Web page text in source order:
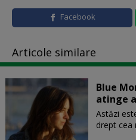
Facebook
Articole similare
Blue
atinge
Astăzi
drept cea